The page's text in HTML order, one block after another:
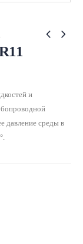
и
давление среды в